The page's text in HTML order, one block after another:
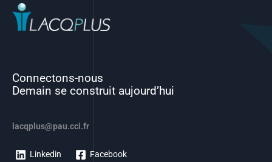
Connectons-nous
Demain se construit aujourd’hui
lacqplus@pau.cci.fr
Linkedin Facebook